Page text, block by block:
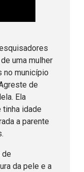
uma mulher
no município
de
Ela
tinha idade
a parente
de
da pele e a